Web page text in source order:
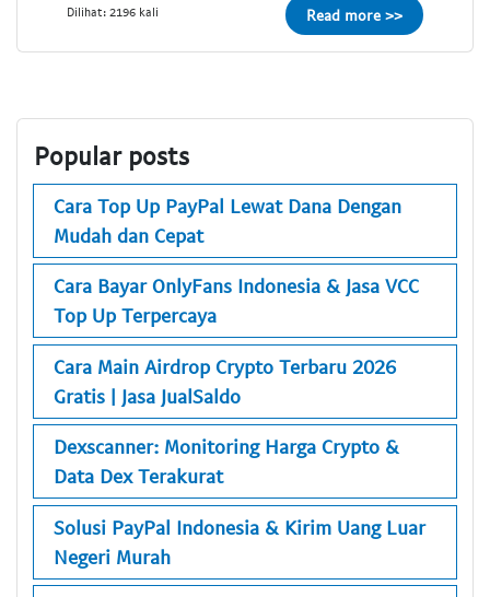
Dilihat: 2196 kali Read more >>
Popular posts
Cara Top Up PayPal Lewat Dana Dengan
Mudah dan Cepat
Cara Bayar OnlyFans Indonesia & Jasa VCC
Top Up Terpercaya
Cara Main Airdrop Crypto Terbaru 2026
Gratis | Jasa JualSaldo
Dexscanner: Monitoring Harga Crypto &
Data Dex Terakurat
Solusi PayPal Indonesia & Kirim Uang Luar
Negeri Murah